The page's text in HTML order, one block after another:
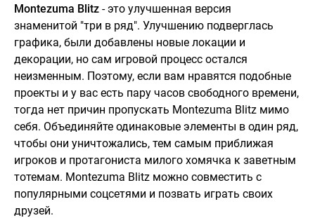
Montezuma Blitz - это улучшенная версия
знаменитой "три в ряд". Улучшению подверглась
графика, были добавлены новые локации и
декорации, но сам игровой процесс остался
неизменным. Поэтому, если вам нравятся подобные
проекты и у вас есть пару часов свободного времени,
тогда нет причин пропускать Montezuma Blitz мимо
себя. Объединяйте одинаковые элементы в один ряд,
чтобы они уничтожались, тем самым приближая
игроков и протагониста милого хомячка к заветным
тотемам. Montezuma Blitz можно совместить с
популярными соцсетями и позвать играть своих
друзей.